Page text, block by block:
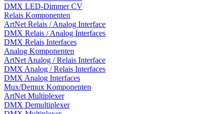
DMX LED-Dimmer CV
Relais Komponenten
ArtNet Relais / Analog Interface
DMX Relais / Analog Interfaces
DMX Relais Interfaces
Analog Komponenten
ArtNet Analog / Relais Interface
DMX Analog / Relais Interfaces
DMX Analog Interfaces
Mux/Demux Komponenten
ArtNet Multiplexer
DMX Demultiplexer